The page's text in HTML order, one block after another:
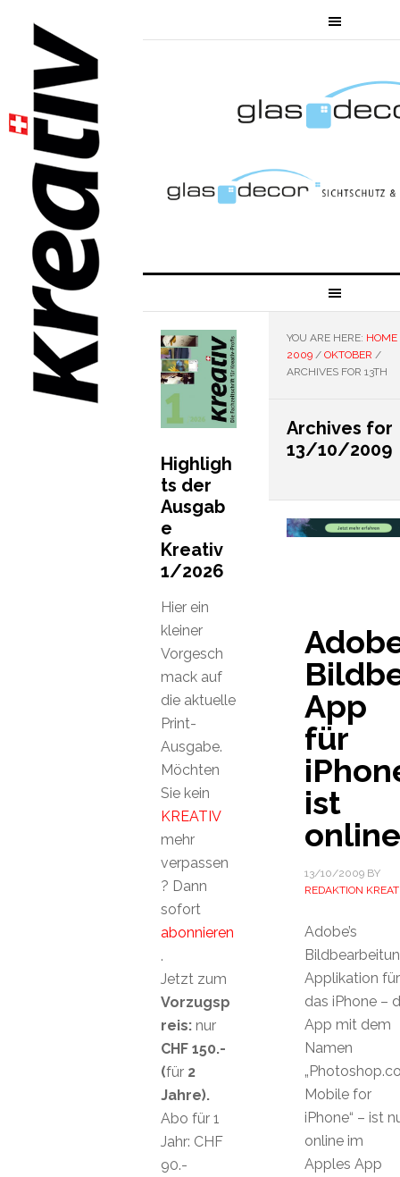
YOU ARE HERE: HOME
2009 / OKTOBER /
ARCHIVES FOR 13TH
Archives for
13/10/2009
App
für
ist
online
13/10/2009BY
REDAKTION
Adobe’s
Applikation für
das iPhone –
App mit dem
Namen
Mobile for
iPhone“ – ist
online im
Apples App
Highligh
ts der
Ausgab
e
Kreativ
1/2026
Hier ein
kleiner
Vorgesch
mack auf
die aktuelle
Print-
Ausgabe.
Möchten
Sie kein
KREATIV
mehr
verpassen
? Dann
sofort
abonnieren
.
Jetzt zum
Vorzugsp
reis: nur
CHF 150.-
(für 2
Jahre).
Abo für 1
Jahr: CHF
90.-